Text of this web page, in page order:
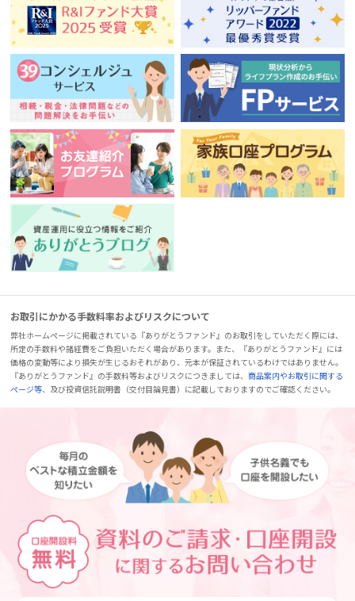
お取引にかかる手数料率およびリスクについて
弊社ホームページに掲載されている『ありがとうファンド』のお取引をしていただく際には、
所定の手数料や諸経費をご負担いただく場合があります。また、『ありがとうファンド』には
価格の変動等により損失が生じるおそれがあり、元本が保証されているわけではありません。
『ありがとうファンド』の手数料等およびリスクにつきましては、商品案内やお取引に関する
ページ等、及び投資信託説明書（交付目論見書）に記載しておりますのでご確認ください。